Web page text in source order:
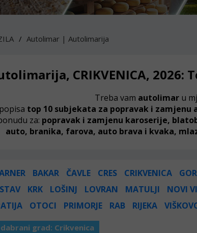
Autolimar | Autolimarija
CRIKVENICA, 2026:
Treba vam autolimar u
top 10 subjekata za popravak i zamjenu
za: popravak i zamjenu karoserije,
auto, branika, farova, auto brava i kvaka,
BAKAR ČAVLE CRES CRIKVENICA
KRK LOŠINJ LOVRAN MATULJI
NOVI
OTOCI PRIMORJE RAB RIJEKA
grad: Crikvenica